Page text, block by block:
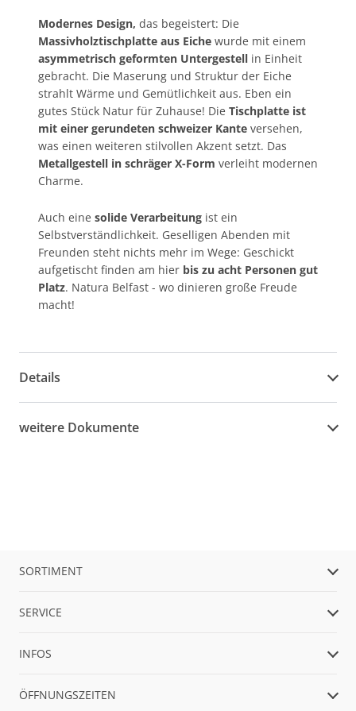
Modernes Design, das begeistert: Die
Massivholztischplatte aus Eiche wurde mit einem
asymmetrisch geformten Untergestell in Einheit
gebracht. Die Maserung und Struktur der Eiche
strahlt Wärme und Gemütlichkeit aus. Eben ein
gutes Stück Natur für Zuhause! Die Tischplatte ist
mit einer gerundeten schweizer Kante versehen,
was einen weiteren stilvollen Akzent setzt. Das
Metallgestell in schräger X-Form verleiht modernen
Charme.
Auch eine solide Verarbeitung ist ein
Selbstverständlichkeit. Geselligen Abenden mit
Freunden steht nichts mehr im Wege: Geschickt
aufgetischt finden am hier bis zu acht Personen gut
Platz. Natura Belfast - wo dinieren große Freude
macht!
Details
weitere Dokumente
SORTIMENT
SERVICE
INFOS
ÖFFNUNGSZEITEN